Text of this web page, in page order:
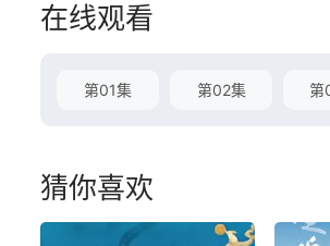
在线观看
第01集 第02集 第
猜你喜欢